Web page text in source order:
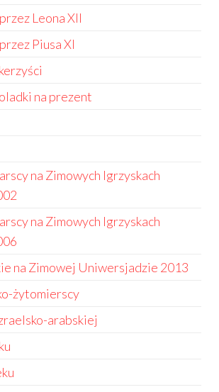
Leona XII
Piusa XI
na prezent
na Zimowych Igrzyskach
na Zimowych Igrzyskach
na Zimowej Uniwersjadzie 2013
żytomierscy
arabskiej